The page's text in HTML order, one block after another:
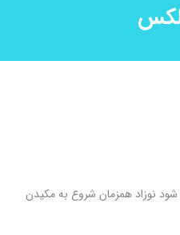
نوزاد همزمان شروع به مکیدن